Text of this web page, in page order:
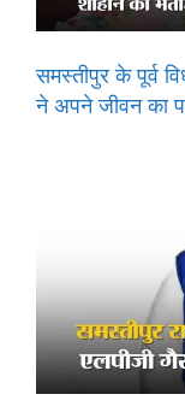
समस्तीपुर के पूर्व
ने अपने जीवन का